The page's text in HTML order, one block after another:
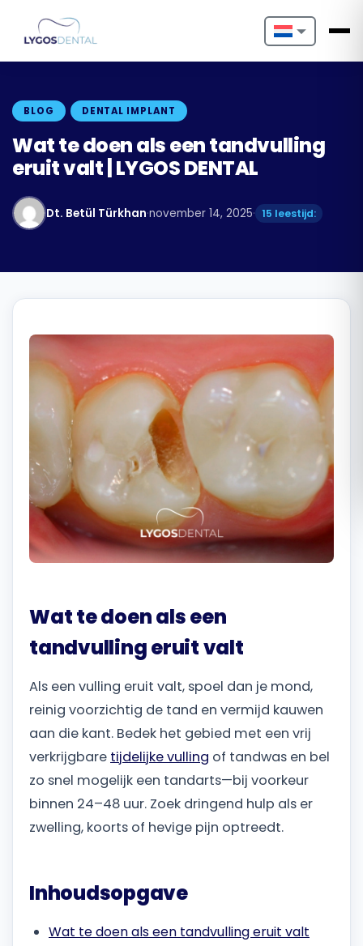
Nederlands
Français
Português
Български
Română
Русский
BLOG DENTAL IMPLANT
Wat te doen als een tandvulling
eruit valt | LYGOS DENTAL
Dt. Betül Türkhan·november 14, 2025· 15 leestijd:
Wat te doen als een
tandvulling eruit valt
Als een vulling eruit valt, spoel dan je mond,
reinig voorzichtig de tand en vermijd kauwen
aan die kant. Bedek het gebied met een vrij
verkrijgbare tijdelijke vulling of tandwas en bel
zo snel mogelijk een tandarts—bij voorkeur
binnen 24–48 uur. Zoek dringend hulp als er
zwelling, koorts of hevige pijn optreedt.
Inhoudsopgave
Wat te doen als een tandvulling eruit valt